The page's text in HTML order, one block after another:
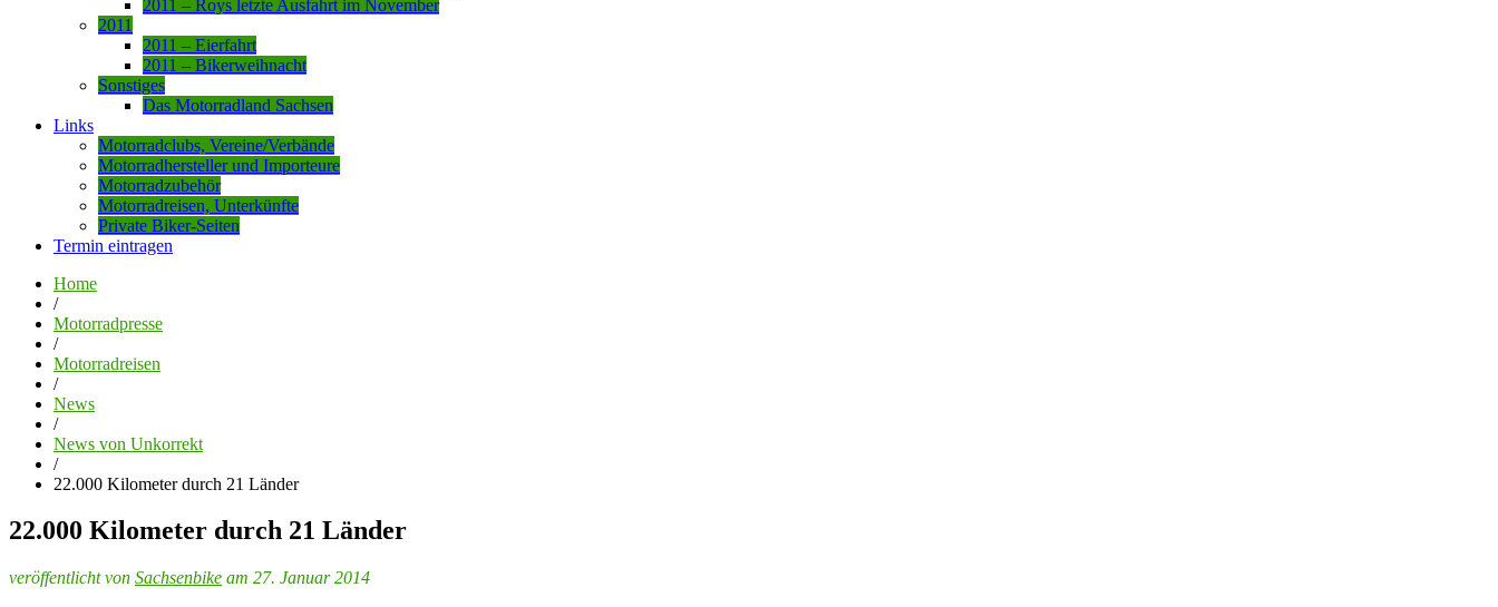
2011 – Roys letzte Ausfahrt im November
2011
2011 – Eierfahrt
2011 – Bikerweihnacht
Sonstiges
Das Motorradland Sachsen
Links
Motorradclubs, Vereine/Verbände
Motorradhersteller und Importeure
Motorradzubehör
Motorradreisen, Unterkünfte
Private Biker-Seiten
Termin eintragen
Home
/
Motorradpresse
/
Motorradreisen
/
News
/
News von Unkorrekt
/
22.000 Kilometer durch 21 Länder
22.000 Kilometer durch 21 Länder
veröffentlicht von Sachsenbike am 27. Januar 2014